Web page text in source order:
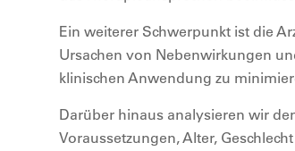
Ein weiterer Schwerpunkt ist die
Ursachen von Nebenwirkungen
klinischen Anwendung zu
Darüber hinaus analysieren wir
Voraussetzungen, Alter,